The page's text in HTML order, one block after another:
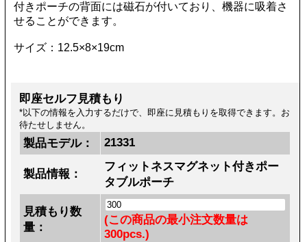
付きポーチの背面には磁石が付いており、機器に吸着さ
せることができます。
サイズ：12.5×8×19cm
即座セルフ見積もり
*以下の情報を入力するだけで、即座に見積もりを取得できます。お
待たせしません。
製品モデル： 21331
製品情報：
フィットネスマグネット付きポー
タブルポーチ
見積もり数
量：
(この商品の最小注文数量は
300pcs.)